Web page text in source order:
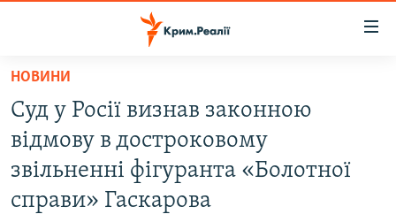
Перейти
основного
матеріалу
Перейти
до
основної
ВОДА.КРИМ
ВІДЕО ТА ФОТО
НОВИНИ
Суд у Росії визнав законною
відмову в достроковому
звільненні фігуранта «Болотної
справи» Гаскарова